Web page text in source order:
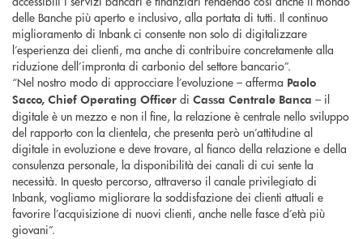
delle Banche più aperto e inclusivo, alla portata di tutti. Il continuo
miglioramento di Inbank ci consente non solo di digitalizzare
l’esperienza dei clienti, ma anche di contribuire concretamente alla
riduzione dell’impronta di carbonio del settore bancario”.
“Nel nostro modo di approcciare l’evoluzione – afferma Paolo
Sacco, Chief Operating Officer di Cassa Centrale Banca – il
digitale è un mezzo e non il fine, la relazione è centrale nello sviluppo
del rapporto con la clientela, che presenta però un’attitudine al
digitale in evoluzione e deve trovare, al fianco della relazione e della
consulenza personale, la disponibilità dei canali di cui sente la
necessità. In questo percorso, attraverso il canale privilegiato di
Inbank, vogliamo migliorare la soddisfazione dei clienti attuali e
favorire l’acquisizione di nuovi clienti, anche nelle fasce d’età più
giovani”.